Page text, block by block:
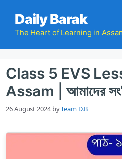
content
Daily Barak
The Heart of Learning in
Class 5 EVS
Assam | আমাদের
26 August 2024 byTeam D.B